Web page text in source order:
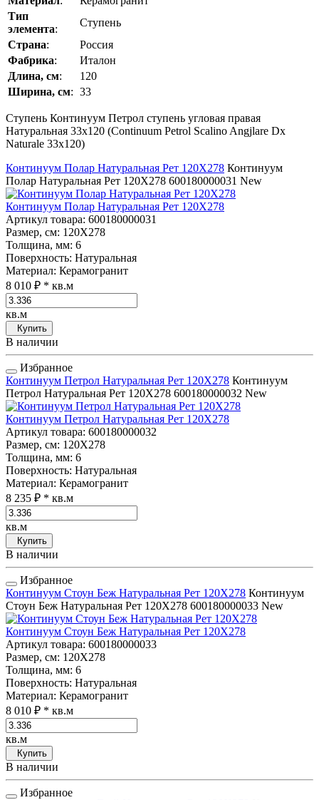
Тип
элемента:
Ступень
Страна:
Россия
Фабрика:
Италон
Длина, см:
120
Ширина, см: 33
Ступень Континуум Петрол ступень угловая правая
Натуральная 33x120 (Continuum Petrol Scalino Angjlare Dх
Naturale 33x120)
Континуум Полар Натуральная Рет 120Х278 Континуум
Полар Натуральная Рет 120Х278 600180000031 New
Континуум Полар Натуральная Рет 120Х278
Артикул товара: 600180000031
Размер, см: 120Х278
Толщина, мм: 6
Поверхность: Натуральная
Материал: Керамогранит
8 010 ₽ * кв.м
кв.м
Купить
В наличии
Избранное
Континуум Петрол Натуральная Рет 120Х278 Континуум
Петрол Натуральная Рет 120Х278 600180000032 New
Континуум Петрол Натуральная Рет 120Х278
Артикул товара: 600180000032
Размер, см: 120Х278
Толщина, мм: 6
Поверхность: Натуральная
Материал: Керамогранит
8 235 ₽ * кв.м
кв.м
Купить
В наличии
Избранное
Континуум Стоун Беж Натуральная Рет 120Х278 Континуум
Стоун Беж Натуральная Рет 120Х278 600180000033 New
Континуум Стоун Беж Натуральная Рет 120Х278
Артикул товара: 600180000033
Размер, см: 120Х278
Толщина, мм: 6
Поверхность: Натуральная
Материал: Керамогранит
8 010 ₽ * кв.м
кв.м
Купить
В наличии
Избранное